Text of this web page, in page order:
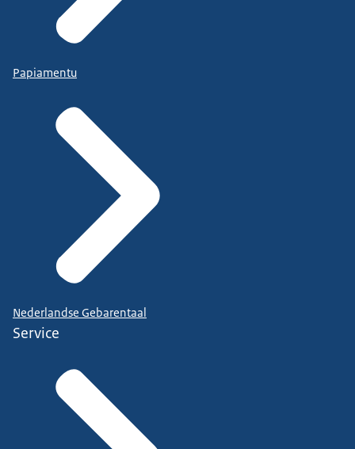
Papiamentu
Nederlandse Gebarentaal
Service